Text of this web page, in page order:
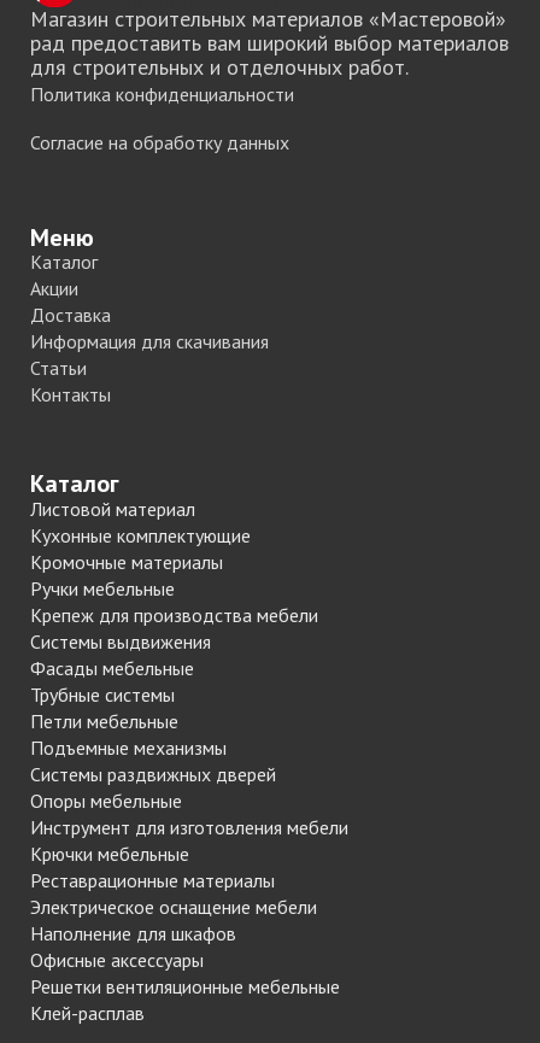
Магазин строительных материалов «Мастеровой»
рад предоставить вам широкий выбор материалов
для строительных и отделочных работ.
Политика конфиденциальности
Согласие на обработку данных
Меню
Каталог
Акции
Доставка
Информация для скачивания
Статьи
Контакты
Каталог
Листовой материал
Кухонные комплектующие
Кромочные материалы
Ручки мебельные
Крепеж для производства мебели
Системы выдвижения
Фасады мебельные
Трубные системы
Петли мебельные
Подъемные механизмы
Системы раздвижных дверей
Опоры мебельные
Инструмент для изготовления мебели
Крючки мебельные
Реставрационные материалы
Электрическое оснащение мебели
Наполнение для шкафов
Офисные аксессуары
Решетки вентиляционные мебельные
Клей-расплав